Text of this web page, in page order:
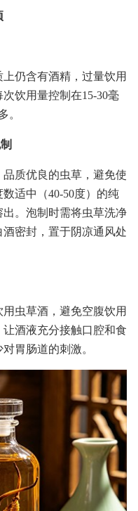
仍含有酒精，过量饮用
饮用量控制在15-30毫
。
质优良的虫草，避免使
适中（40-50度）的纯
。泡制时需将虫草洗净
密封，置于阴凉通风处
虫草酒，避免空腹饮用
酒液充分接触口腔和食
胃肠道的刺激。